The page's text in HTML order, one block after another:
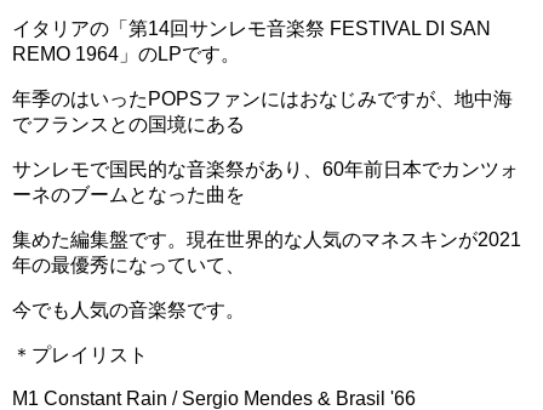
イタリアの「第14回サンレモ音楽祭 FESTIVAL DI SAN
REMO 1964」のLPです。
年季のはいったPOPSファンにはおなじみですが、地中海
でフランスとの国境にある
サンレモで国民的な音楽祭があり、60年前日本でカンツォ
ーネのブームとなった曲を
集めた編集盤です。現在世界的な人気のマネスキンが2021
年の最優秀になっていて、
今でも人気の音楽祭です。
＊プレイリスト
M1 Constant Rain / Sergio Mendes & Brasil '66